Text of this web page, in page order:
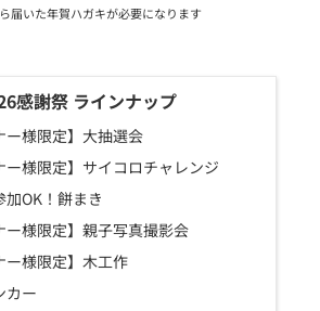
いた年賀ハガキが必要になります
感謝祭 ラインナップ
ー様限定】大抽選会
ー様限定】サイコロチャレンジ
加OK！餅まき
ー様限定】親子写真撮影会
ー様限定】木工作
カー